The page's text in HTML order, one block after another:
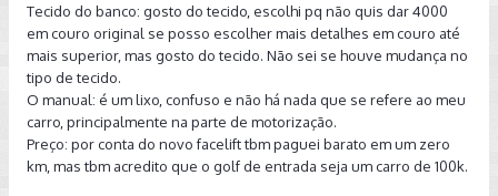
Tecido do banco: gosto do tecido, escolhi pq não quis dar 4000
em couro original se posso escolher mais detalhes em couro até
mais superior, mas gosto do tecido. Não sei se houve mudança no
tipo de tecido.
O manual: é um lixo, confuso e não há nada que se refere ao meu
carro, principalmente na parte de motorização.
Preço: por conta do novo facelift tbm paguei barato em um zero
km, mas tbm acredito que o golf de entrada seja um carro de 100k.